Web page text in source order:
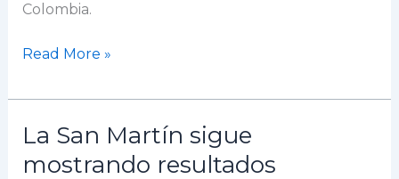
Colombia.
Read More »
La San Martín sigue
mostrando resultados
La